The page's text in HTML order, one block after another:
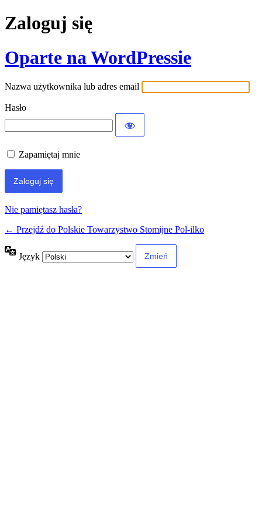
Zaloguj się
Oparte na WordPressie
Nazwa użytkownika lub adres email
Hasło
Zapamiętaj mnie
Nie pamiętasz hasła?
← Przejdź do Polskie Towarzystwo Stomijne Pol-ilko
Język